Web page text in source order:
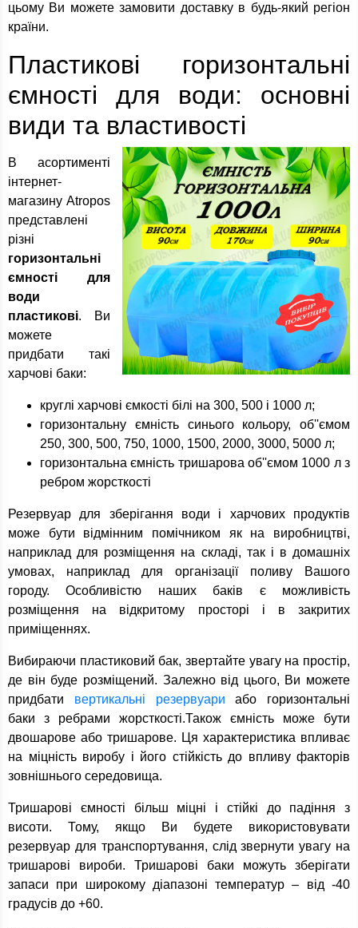
цьому Ви можете замовити доставку в будь-який регіон
країни.
Пластикові горизонтальні
ємності для води: основні
види та властивості
В асортименті
інтернет-
магазину Atropos
представлені
різні
горизонтальні
ємності для
води
пластикові. Ви
можете
придбати такі
харчові баки:
круглі харчові ємкості білі на 300, 500 і 1000 л;
горизонтальну ємність синього кольору, об''ємом
250, 300, 500, 750, 1000, 1500, 2000, 3000, 5000 л;
горизонтальна ємність тришарова об''ємом 1000 л з
ребром жорсткості
Резервуар для зберігання води і харчових продуктів
може бути відмінним помічником як на виробництві,
наприклад для розміщення на складі, так і в домашніх
умовах, наприклад для організації поливу Вашого
городу. Особливістю наших баків є можливість
розміщення на відкритому просторі і в закритих
приміщеннях.
Вибираючи пластиковий бак, звертайте увагу на простір,
де він буде розміщений. Залежно від цього, Ви можете
придбати вертикальні резервуари або горизонтальні
баки з ребрами жорсткості.Також ємність може бути
двошарове або тришарове. Ця характеристика впливає
на міцність виробу і його стійкість до впливу факторів
зовнішнього середовища.
Тришарові ємності більш міцні і стійкі до падіння з
висоти. Тому, якщо Ви будете використовувати
резервуар для транспортування, слід звернути увагу на
тришарові вироби. Тришарові баки можуть зберігати
запаси при широкому діапазоні температур – від -40
градусів до +60.